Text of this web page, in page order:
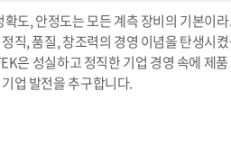
확도, 안정도는 모든 계측 장비의 기본이
직, 품질, 창조력의 경영 이념을 탄생시
은 성실하고 정직한 기업 경영 속에 제
업 발전을 추구합니다.